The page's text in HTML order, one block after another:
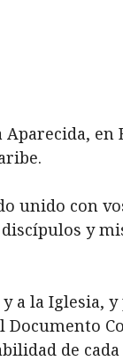
Aparecida,
unido con
y
a la Iglesia,
de